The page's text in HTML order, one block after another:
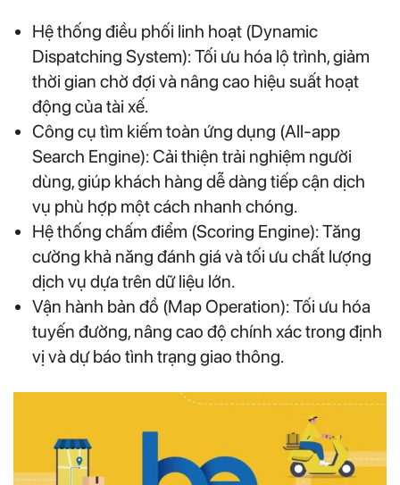
Hệ thống điều phối linh hoạt (Dynamic
Dispatching System): Tối ưu hóa lộ trình, giảm
thời gian chờ đợi và nâng cao hiệu suất hoạt
động của tài xế.
Công cụ tìm kiếm toàn ứng dụng (All-app
Search Engine): Cải thiện trải nghiệm người
dùng, giúp khách hàng dễ dàng tiếp cận dịch
vụ phù hợp một cách nhanh chóng.
Hệ thống chấm điểm (Scoring Engine): Tăng
cường khả năng đánh giá và tối ưu chất lượng
dịch vụ dựa trên dữ liệu lớn.
Vận hành bản đồ (Map Operation): Tối ưu hóa
tuyến đường, nâng cao độ chính xác trong định
vị và dự báo tình trạng giao thông.